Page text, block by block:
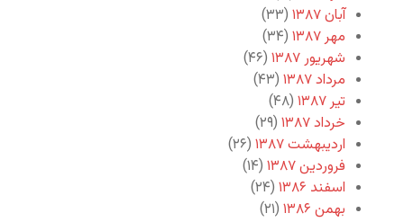
آبان ۱۳۸۷
(۳۳)
مهر ۱۳۸۷
(۳۴)
شهریور ۱۳۸۷
(۴۶)
مرداد ۱۳۸۷
(۴۳)
تیر ۱۳۸۷
(۴۸)
خرداد ۱۳۸۷
(۲۹)
اردیبهشت ۱۳۸۷
(۲۶)
فروردین ۱۳۸۷
(۱۴)
اسفند ۱۳۸۶
(۲۴)
بهمن ۱۳۸۶
(۲۱)